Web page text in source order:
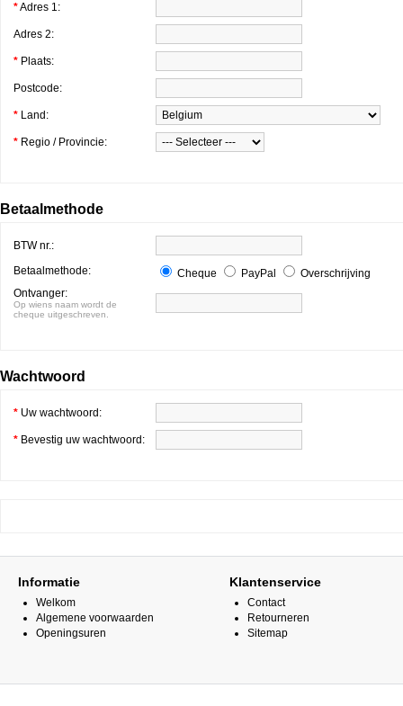
*Adres 1:
Adres 2:
* Plaats:
Postcode:
* Land:
* Regio / Provincie:
Betaalmethode
BTW nr.:
Betaalmethode:
Cheque PayPal
Overschrijving
Ontvanger:
Op wiens naam wordt de
cheque uitgeschreven.
Wachtwoord
* Uw wachtwoord:
* Bevestig uw wachtwoord:
Informatie
Welkom
Algemene voorwaarden
Openingsuren
Klantenservice
Contact
Retourneren
Sitemap